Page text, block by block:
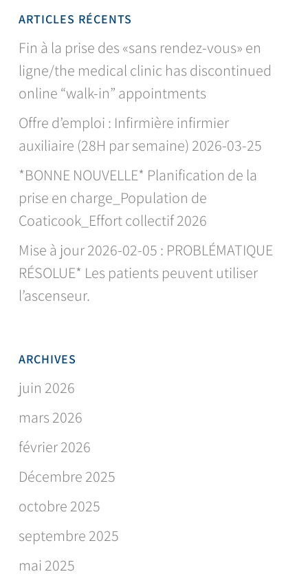
ARTICLES RÉCENTS
Fin à la prise des «sans rendez-vous» en
ligne/the medical clinic has discontinued
online “walk-in” appointments
Offre d’emploi : Infirmière infirmier
auxiliaire (28H par semaine) 2026-03-25
*BONNE NOUVELLE* Planification de la
prise en charge_Population de
Coaticook_Effort collectif 2026
Mise à jour 2026-02-05 : PROBLÉMATIQUE
RÉSOLUE* Les patients peuvent utiliser
l’ascenseur.
ARCHIVES
juin 2026
mars 2026
février 2026
Décembre 2025
octobre 2025
septembre 2025
mai 2025